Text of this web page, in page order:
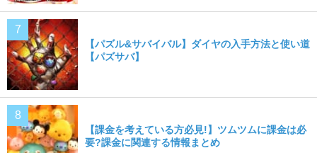
【パズル&サバイバル】ダイヤの入手方法と使い道
【パズサバ】
【課金を考えている方必見!】ツムツムに課金は必
要?課金に関連する情報まとめ